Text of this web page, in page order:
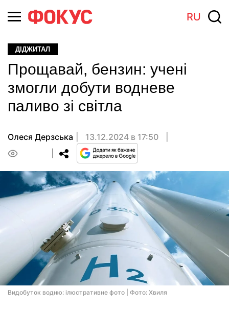
RU
ДІДЖИТАЛ
Прощавай, бензин: учені
змогли добути водневе
паливо зі світла
Олеся Дерзська
13.12.2024 в 17:50
Видобуток водню: ілюстративне фото | Фото: Хвиля